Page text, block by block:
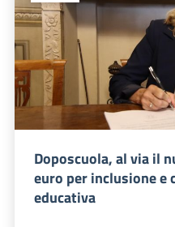
Doposcuola, al via il
euro per inclusione
educativa